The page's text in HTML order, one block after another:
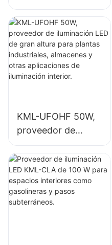
iluminación LED de
gran altura para
plantas
industriales,
almacenes y otras
aplicaciones de
KML-UFOHF 50W,
proveedor de
iluminación LED de
gran altura para
plantas
industriales,
almacenes y otras